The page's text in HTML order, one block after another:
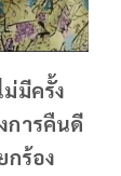
มีครั้ง
การคืนดี
กร้อง